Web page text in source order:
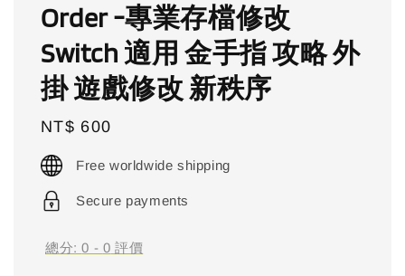
Order -專業存檔修改
Switch 適用 金手指 攻略 外
掛 遊戲修改 新秩序
Regular
price
NT$ 600
Free worldwide shipping
Secure payments
總分:0 - 0 評價